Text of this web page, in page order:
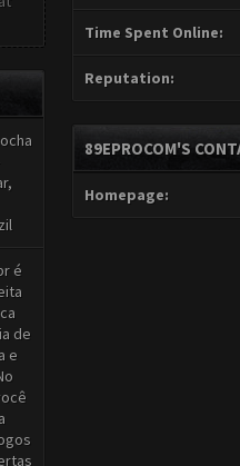
é
de
e
Time Spent Online:
Reputation:
89EPROCOM'S
Homepage: